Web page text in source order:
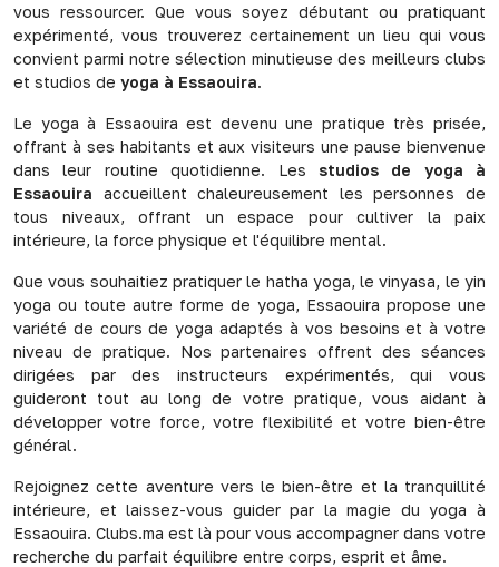
vous ressourcer. Que vous soyez débutant ou pratiquant
expérimenté, vous trouverez certainement un lieu qui vous
convient parmi notre sélection minutieuse des meilleurs clubs
et studios de yoga à Essaouira.
Le yoga à Essaouira est devenu une pratique très prisée,
offrant à ses habitants et aux visiteurs une pause bienvenue
dans leur routine quotidienne. Les studios de yoga à
Essaouira accueillent chaleureusement les personnes de
tous niveaux, offrant un espace pour cultiver la paix
intérieure, la force physique et l'équilibre mental.
Que vous souhaitiez pratiquer le hatha yoga, le vinyasa, le yin
yoga ou toute autre forme de yoga, Essaouira propose une
variété de cours de yoga adaptés à vos besoins et à votre
niveau de pratique. Nos partenaires offrent des séances
dirigées par des instructeurs expérimentés, qui vous
guideront tout au long de votre pratique, vous aidant à
développer votre force, votre flexibilité et votre bien-être
général.
Rejoignez cette aventure vers le bien-être et la tranquillité
intérieure, et laissez-vous guider par la magie du yoga à
Essaouira. Clubs.ma est là pour vous accompagner dans votre
recherche du parfait équilibre entre corps, esprit et âme.